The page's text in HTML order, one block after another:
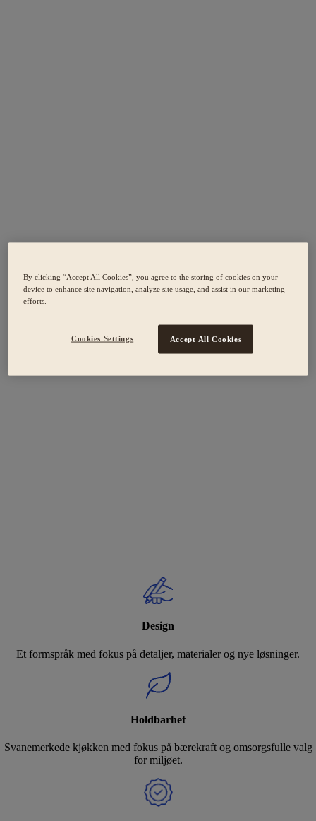
Design
Et formspråk med fokus på detaljer, materialer og nye løsninger.
Holdbarhet
Svanemerkede kjøkken med fokus på bærekraft og omsorgsfulle valg
for miljøet.
By clicking “Accept All Cookies”, you agree to the storing of cookies on your
device to enhance site navigation, analyze site usage, and assist in our marketing
efforts.
Cookies Settings Accept All Cookies